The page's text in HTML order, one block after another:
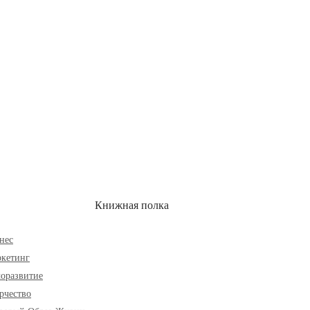
Книжная полка